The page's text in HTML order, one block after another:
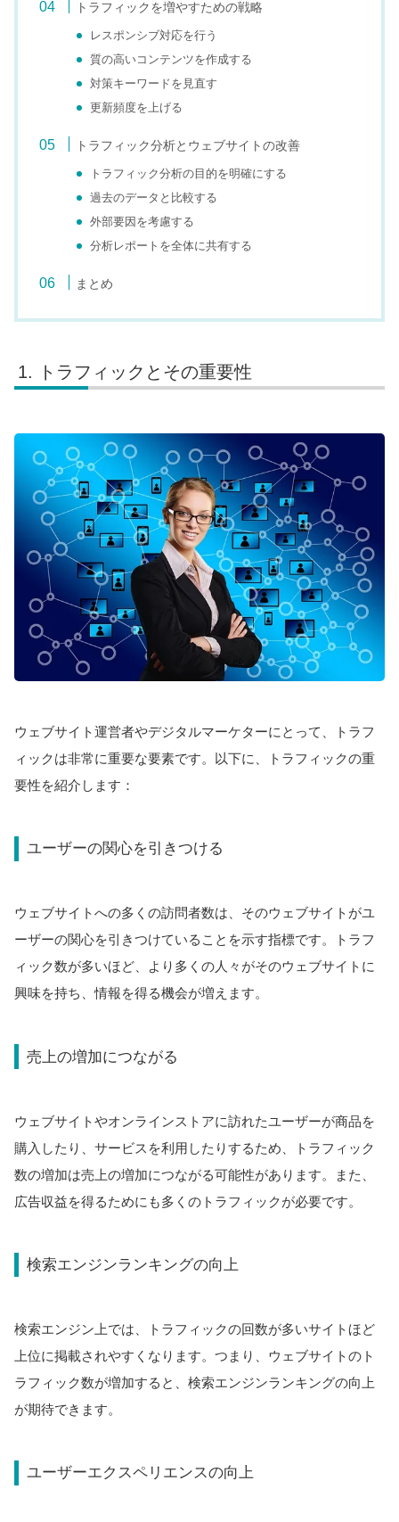
トラフィックを増やすための戦略
レスポンシブ対応を行う
質の高いコンテンツを作成する
対策キーワードを見直す
更新頻度を上げる
トラフィック分析とウェブサイトの改善
トラフィック分析の目的を明確にする
過去のデータと比較する
外部要因を考慮する
分析レポートを全体に共有する
まとめ
トラフィックとその重要性
ウェブサイト運営者やデジタルマーケターにとって、トラフ
ィックは非常に重要な要素です。以下に、トラフィックの重
要性を紹介します：
ユーザーの関心を引きつける
ウェブサイトへの多くの訪問者数は、そのウェブサイトがユ
ーザーの関心を引きつけていることを示す指標です。トラフ
ィック数が多いほど、より多くの人々がそのウェブサイトに
興味を持ち、情報を得る機会が増えます。
売上の増加につながる
ウェブサイトやオンラインストアに訪れたユーザーが商品を
購入したり、サービスを利用したりするため、トラフィック
数の増加は売上の増加につながる可能性があります。また、
広告収益を得るためにも多くのトラフィックが必要です。
検索エンジンランキングの向上
検索エンジン上では、トラフィックの回数が多いサイトほど
上位に掲載されやすくなります。つまり、ウェブサイトのト
ラフィック数が増加すると、検索エンジンランキングの向上
が期待できます。
ユーザーエクスペリエンスの向上